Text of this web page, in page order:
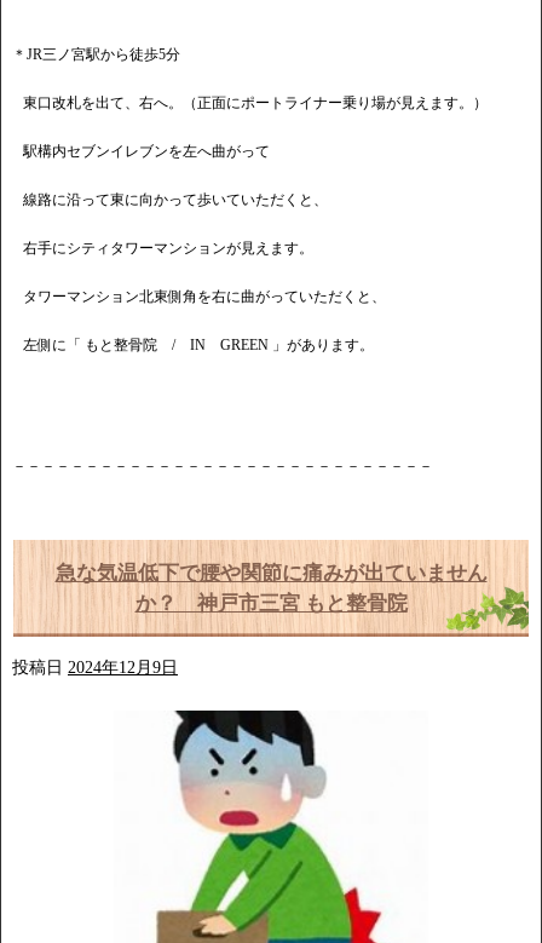
＊JR三ノ宮駅から徒歩5分
東口改札を出て、右へ。（正面にポートライナー乗り場が見えます。）
駅構内セブンイレブンを左へ曲がって
線路に沿って東に向かって歩いていただくと、
右手にシティタワーマンションが見えます。
タワーマンション北東側角を右に曲がっていただくと、
左側に「 もと整骨院 / IN GREEN 」があります。
－－－－－－－－－－－－－－－－－－－－－－－－－－－－－
急な気温低下で腰や関節に痛みが出ていません
か？ 神戸市三宮 もと整骨院
投稿日 2024年12月9日